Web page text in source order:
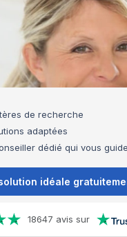
de recherche
adaptées
dédié qui vous
idéale
18647 avis sur